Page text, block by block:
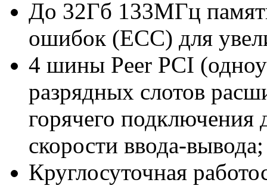
До 32Гб 133МГц
ошибок (ECC) для
4 шины Peer PCI
разрядных слотов
горячего подключения
скорости ввода-вывода;
Круглосуточная